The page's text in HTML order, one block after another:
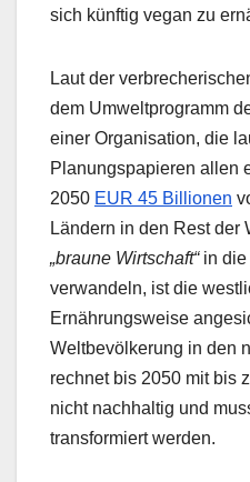
sich künftig vegan zu
Laut der
dem Umweltprogramm
einer Organisation, die
Planungspapieren allen
2050 EUR 45 Billionen
Ländern in den Rest der
„braune Wirtschaft“in die
verwandeln, ist die
Ernährungsweise
Weltbevölkerung in den
rechnet bis 2050 mit bis
nicht nachhaltig und
transformiert werden.